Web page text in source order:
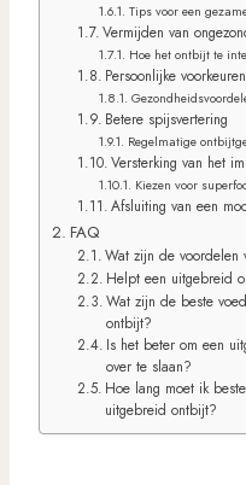
Tips voor een
Vermijden van
Hoe het ontbijt te
Persoonlijke
Betere spijsvertering
Regelmatige
Versterking van het
Kiezen voor
Afsluiting van een
FAQ
Wat zijn de voordelen
Helpt een uitgebreid
Wat zijn de beste
ontbijt?
Is het beter om een
over te slaan?
Hoe lang moet ik
uitgebreid ontbijt?